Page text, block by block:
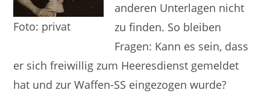
Foto: privat
anderen Unterlagen nicht
zu finden. So bleiben
Fragen: Kann es sein, dass
er sich freiwillig zum Heeresdienst gemeldet
hat und zur Waffen-SS eingezogen wurde?